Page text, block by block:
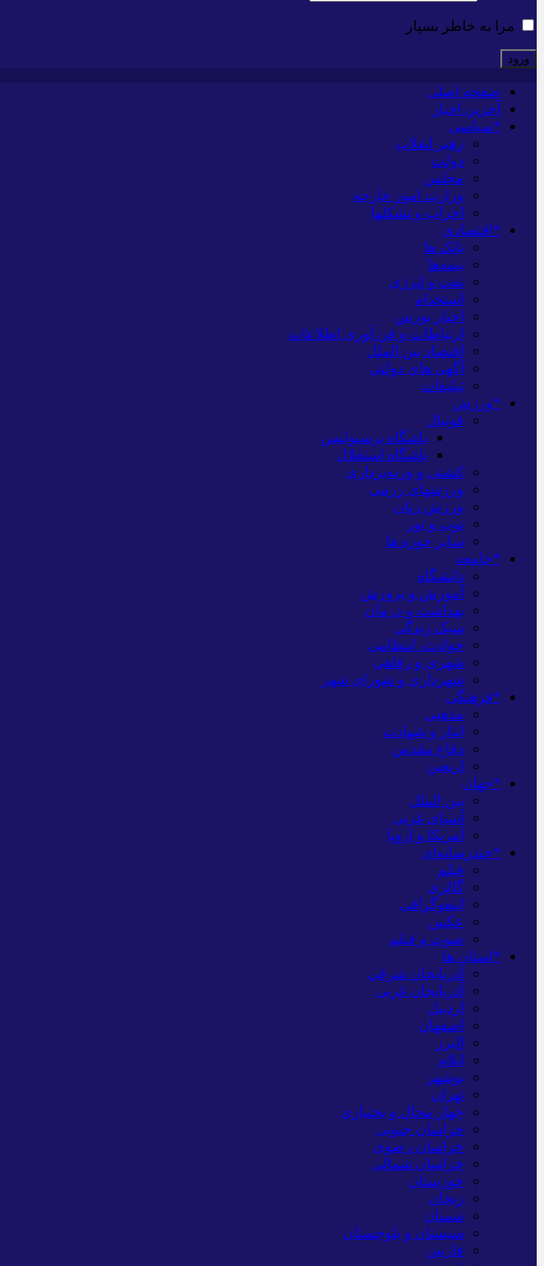
مرا به خاطر بسپار
صفحه اصلی
آخرین اخبار
*سیاسی
رهبر انقلاب
دولت
مجلس
وزارت امور خارجه
احزاب و تشکلها
*اقتصادی
بانک ها
بیمه‌ها
نفت و انرژی
استخدام
اخبار بورس
ارتباطات و فن آوری اطلاعات
اقتصاد بین الملل
آگهی های دولتی
تبلیغات
*ورزش
فوتبال
باشگاه پرسپولیس
باشگاه استقلال
کشتی و وزنه‌برداری
ورزشهای رزمی
ورزش زنان
توپ و تور
سایر حوزه ها
*جامعه
دانشگاه
آموزش و پرورش
بهداشت و درمان
سبک زندگی
حوادث، انتظامی
شهری و رفاهی
شهرداری و شورای شهر
*فرهنگی
مذهبی
ایثار و شهادت
دفاع مقدس
اربعین
*جهان
بین الملل
آسیای غربی
آمریکا و اروپا
*چندرسانه‌ای
فیلم
گالری
اینفوگرافی
عکس
صوت و فیلم
*استان ها
آذربایجان شرقی
آذربایجان غربی
اردبیل
اصفهان
البرز
ایلام
بوشهر
تهران
چهار محال و بختیاری
خراسان جنوبی
خراسان رضوی
خراسان شمالی
خوزستان
زنجان
سمنان
سیستان و بلوچستان
فارس